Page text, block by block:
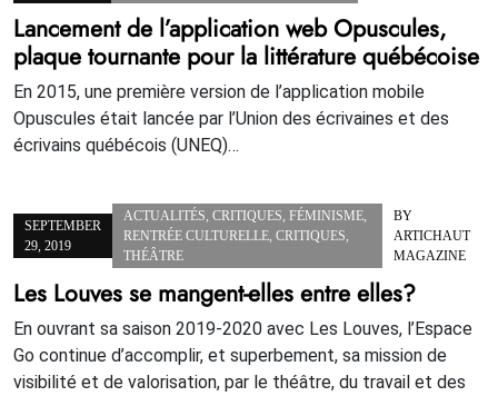
Lancement de l’application web Opuscules,
plaque tournante pour la littérature québécoise
En 2015, une première version de l’application mobile
Opuscules était lancée par l’Union des écrivaines et des
écrivains québécois (UNEQ)…
SEPTEMBER
29, 2019
ACTUALITÉS CRITIQUES FÉMINISME
RENTRÉE CULTURELLE CRITIQUES
THÉÂTRE
BY
ARTICHAUT
MAGAZINE
Les Louves se mangent-elles entre elles?
En ouvrant sa saison 2019-2020 avec Les Louves, l’Espace
Go continue d’accomplir, et superbement, sa mission de
visibilité et de valorisation, par le théâtre, du travail et des